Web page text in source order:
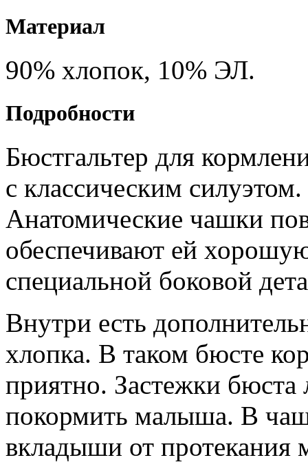
Материал
90% хлопок, 10% ЭЛ.
Подробности
Бюстгальтер для
с классическим
Анатомические чашки
обеспечивают ей
специальной боковой
Внутри есть
хлопка. В таком бюсте
приятно. Застежки бюста
покормить малыша. В
вкладыши от протекания